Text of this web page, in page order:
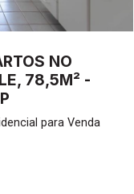
NO
78,5M² -
para Venda